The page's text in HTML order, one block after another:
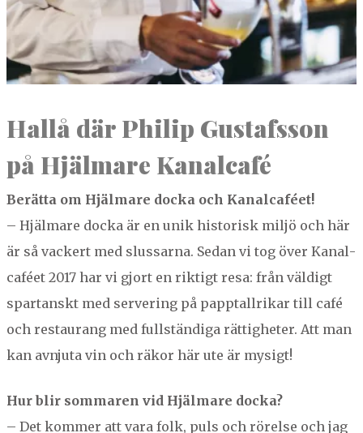
Hal­lå där Philip Gustafs­son
på Hjäl­mare Kanalcafé
Berät­ta om Hjäl­mare doc­ka och Kanal­caféet!
– Hjäl­mare doc­ka är en unik his­torisk miljö och här
är så vack­ert med slus­sar­na. Sedan vi tog över Kanal­
caféet 2017 har vi gjort en rik­tigt resa: från väldigt
spar­tan­skt med server­ing på papp­tall­rikar till café
och restau­rang med full­ständi­ga rät­tigheter. Att man
kan avn­ju­ta vin och räkor här ute är mysigt!
Hur blir som­maren vid Hjäl­mare doc­ka?
– Det kom­mer att vara folk, puls och rörelse och jag